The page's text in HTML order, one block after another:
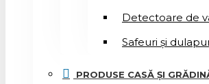
Detectoare de
Safeuri și
PRODUSE CASĂ ȘI